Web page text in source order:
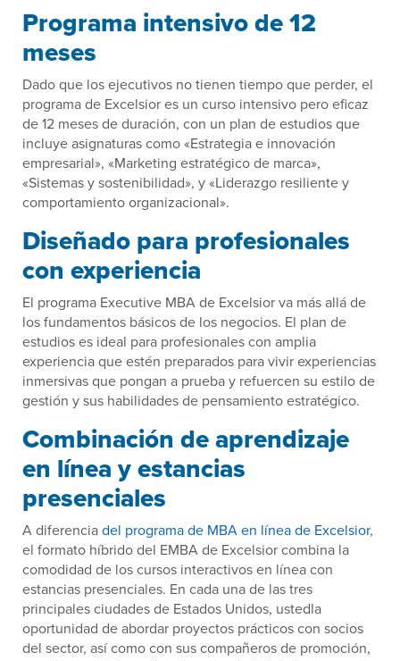
Programa intensivo de 12
meses
Dado que los ejecutivos no tienen tiempo que perder, el
programa de Excelsior es un curso intensivo pero eficaz
de 12 meses de duración, con un plan de estudios que
incluye asignaturas como «Estrategia e innovación
empresarial», «Marketing estratégico de marca»,
«Sistemas y sostenibilidad», y «Liderazgo resiliente y
comportamiento organizacional».
Diseñado para profesionales
con experiencia
El programa Executive MBA de Excelsior va más allá de
los fundamentos básicos de los negocios. El plan de
estudios es ideal para profesionales con amplia
experiencia que estén preparados para vivir experiencias
inmersivas que pongan a prueba y refuercen su estilo de
gestión y sus habilidades de pensamiento estratégico.
Combinación de aprendizaje
en línea y estancias
presenciales
A diferenciadel programa de MBA en línea de Excelsior,
el formato híbrido del EMBA de Excelsior combina la
comodidad de los cursos interactivos en línea con
estancias presenciales. En cada una de las tres
principales ciudades de Estados Unidos, ustedla
oportunidad de abordar proyectos prácticos con socios
del sector, así como con sus compañeros de promoción,